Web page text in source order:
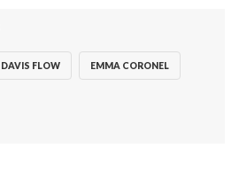
DAVIS FLOW EMMA CORONEL